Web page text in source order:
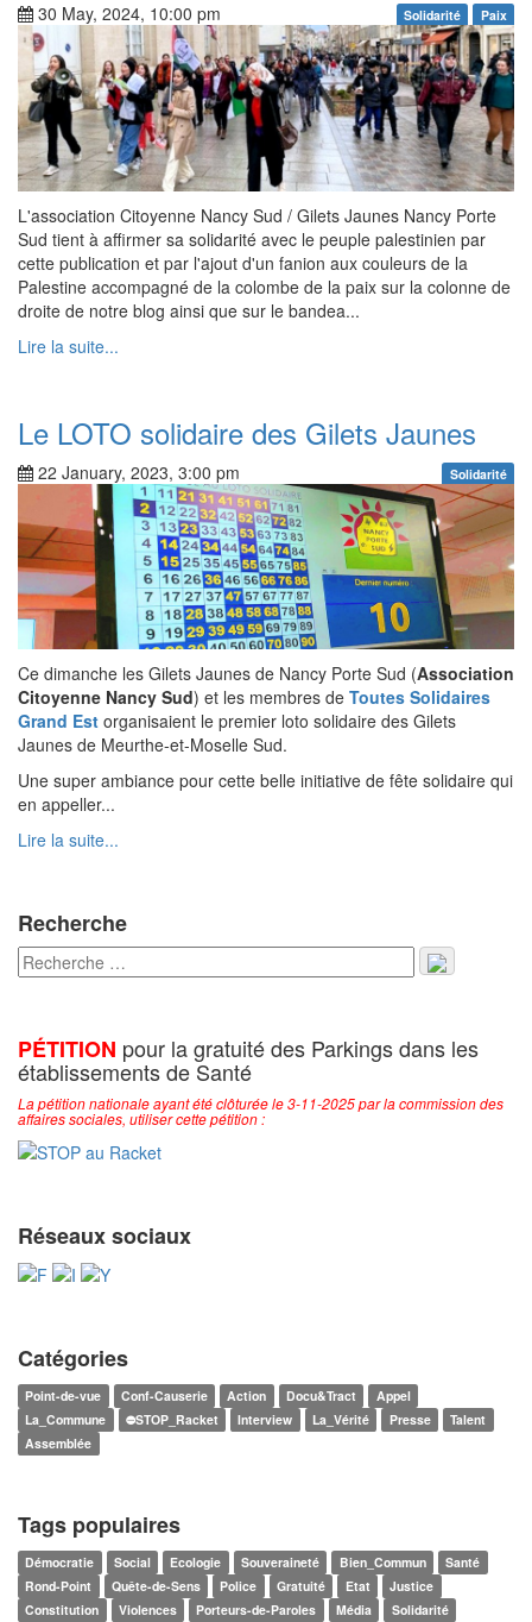
30 May, 2024, 10:00 pm Solidarité Paix
L'association Citoyenne Nancy Sud / Gilets Jaunes Nancy Porte
Sud tient à affirmer sa solidarité avec le peuple palestinien par
cette publication et par l'ajout d'un fanion aux couleurs de la
Palestine accompagné de la colombe de la paix sur la colonne de
droite de notre blog ainsi que sur le bandea...
Lire la suite...
Le LOTO solidaire des Gilets Jaunes
22 January, 2023, 3:00 pm Solidarité
Ce dimanche les Gilets Jaunes de Nancy Porte Sud (Association
Citoyenne Nancy Sud) et les membres de Toutes Solidaires
Grand Est organisaient le premier loto solidaire des Gilets
Jaunes de Meurthe-et-Moselle Sud.
Une super ambiance pour cette belle initiative de fête solidaire qui
en appeller...
Lire la suite...
Recherche
PÉTITION pour la gratuité des Parkings dans les
établissements de Santé
La pétition nationale ayant été clôturée le 3-11-2025 par la commission des
affaires sociales, utiliser cette pétition :
Réseaux sociaux
Catégories
Point-de-vue Conf-Causerie Action Docu&Tract
Appel
La_Commune
⛔STOP_Racket Interview La_Vérité Presse
Talent
Assemblée
Tags populaires
Démocratie Social Ecologie Souveraineté Bien_Commun
Santé
Rond-Point
Quête-de-Sens Police Gratuité Etat
Justice
Constitution
Violences Porteurs-de-Paroles Média Solidarité